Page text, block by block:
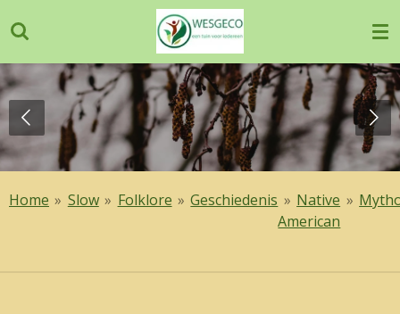
direct
naar
de
hoofdinhoud
Home » Slow » Folklore » Geschiedenis » Native
American
»